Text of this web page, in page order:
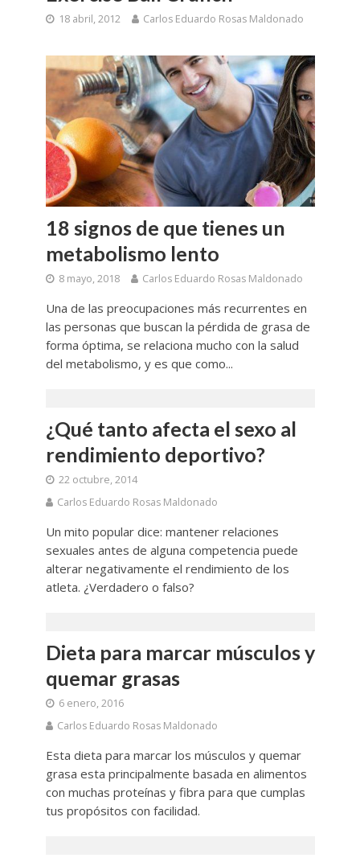
18 abril, 2012 Carlos Eduardo Rosas Maldonado
18 signos de que tienes un
metabolismo lento
8 mayo, 2018 Carlos Eduardo Rosas Maldonado
Una de las preocupaciones más recurrentes en
las personas que buscan la pérdida de grasa de
forma óptima, se relaciona mucho con la salud
del metabolismo, y es que como...
¿Qué tanto afecta el sexo al
rendimiento deportivo?
22 octubre, 2014
Carlos Eduardo Rosas Maldonado
Un mito popular dice: mantener relaciones
sexuales antes de alguna competencia puede
alterar negativamente el rendimiento de los
atleta. ¿Verdadero o falso?
Dieta para marcar músculos y
quemar grasas
6 enero, 2016
Carlos Eduardo Rosas Maldonado
Esta dieta para marcar los músculos y quemar
grasa esta principalmente basada en alimentos
con muchas proteínas y fibra para que cumplas
tus propósitos con facilidad.